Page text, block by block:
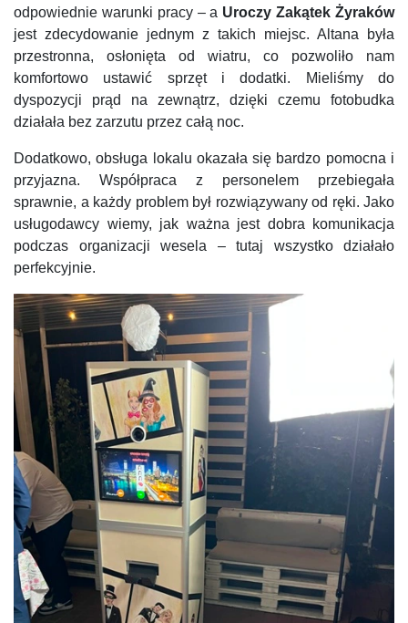
odpowiednie warunki pracy – a Uroczy Zakątek Żyraków
jest zdecydowanie jednym z takich miejsc. Altana była
przestronna, osłonięta od wiatru, co pozwoliło nam
komfortowo ustawić sprzęt i dodatki. Mieliśmy do
dyspozycji prąd na zewnątrz, dzięki czemu fotobudka
działała bez zarzutu przez całą noc.
Dodatkowo, obsługa lokalu okazała się bardzo pomocna i
przyjazna. Współpraca z personelem przebiegała
sprawnie, a każdy problem był rozwiązywany od ręki. Jako
usługodawcy wiemy, jak ważna jest dobra komunikacja
podczas organizacji wesela – tutaj wszystko działało
perfekcyjnie.